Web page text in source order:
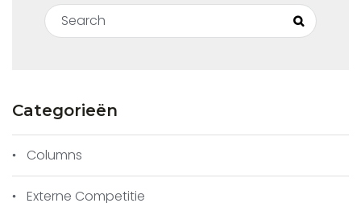
Search for:
Search
Categorieën
Columns
Externe Competitie